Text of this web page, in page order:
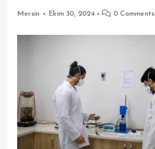
Mersin Ekim 30, 2024 0 Comments